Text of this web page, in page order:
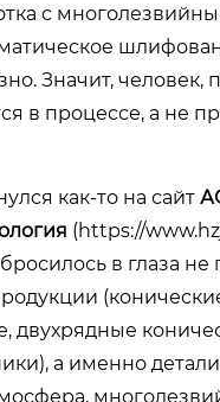
с
Значит, человек,
в процессе, а не
как-то на сайт
(https://
в глаза не
двухрядные
а именно